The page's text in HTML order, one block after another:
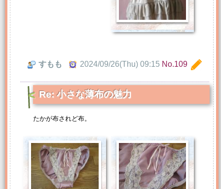
すもも 2024/09/26(Thu) 09:15 No.109
Re: 小さな薄布の魅力
たかが布されど布。